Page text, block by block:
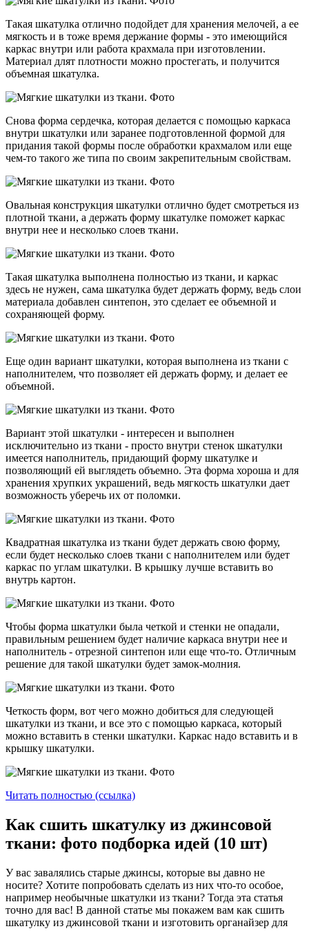
Такая шкатулка отлично подойдет для хранения мелочей, а ее
мягкость и в тоже время держание формы - это имеющийся
каркас внутри или работа крахмала при изготовлении.
Материал длят плотности можно простегать, и получится
объемная шкатулка.
Снова форма сердечка, которая делается с помощью каркаса
внутри шкатулки или заранее подготовленной формой для
придания такой формы после обработки крахмалом или еще
чем-то такого же типа по своим закрепительным свойствам.
Овальная конструкция шкатулки отлично будет смотреться из
плотной ткани, а держать форму шкатулке поможет каркас
внутри нее и несколько слоев ткани.
Такая шкатулка выполнена полностью из ткани, и каркас
здесь не нужен, сама шкатулка будет держать форму, ведь слои
материала добавлен синтепон, это сделает ее объемной и
сохраняющей форму.
Еще один вариант шкатулки, которая выполнена из ткани с
наполнителем, что позволяет ей держать форму, и делает ее
объемной.
Вариант этой шкатулки - интересен и выполнен
исключительно из ткани - просто внутри стенок шкатулки
имеется наполнитель, придающий форму шкатулке и
позволяющий ей выглядеть объемно. Эта форма хороша и для
хранения хрупких украшений, ведь мягкость шкатулки дает
возможность уберечь их от поломки.
Квадратная шкатулка из ткани будет держать свою форму,
если будет несколько слоев ткани с наполнителем или будет
каркас по углам шкатулки. В крышку лучше вставить во
внутрь картон.
Чтобы форма шкатулки была четкой и стенки не опадали,
правильным решением будет наличие каркаса внутри нее и
наполнитель - отрезной синтепон или еще что-то. Отличным
решение для такой шкатулки будет замок-молния.
Четкость форм, вот чего можно добиться для следующей
шкатулки из ткани, и все это с помощью каркаса, который
можно вставить в стенки шкатулки. Каркас надо вставить и в
крышку шкатулки.
Читать полностью (ссылка)
Как сшить шкатулку из джинсовой
ткани: фото подборка идей (10 шт)
У вас завалялись старые джинсы, которые вы давно не
носите? Хотите попробовать сделать из них что-то особое,
например необычные шкатулки из ткани? Тогда эта статья
точно для вас! В данной статье мы покажем вам как сшить
шкатулку из джинсовой ткани и изготовить органайзер для